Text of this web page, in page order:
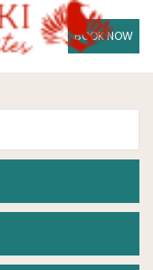
BOOK NOW